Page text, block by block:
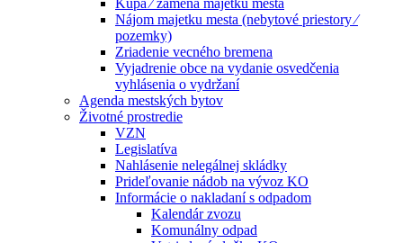
Kúpa ⁄ zámena majetku mesta
Nájom majetku mesta (nebytové priestory ⁄
pozemky)
Zriadenie vecného bremena
Vyjadrenie obce na vydanie osvedčenia
vyhlásenia o vydržaní
Agenda mestských bytov
Životné prostredie
VZN
Legislatíva
Nahlásenie nelegálnej skládky
Prideľovanie nádob na vývoz KO
Informácie o nakladaní s odpadom
Kalendár zvozu
Komunálny odpad